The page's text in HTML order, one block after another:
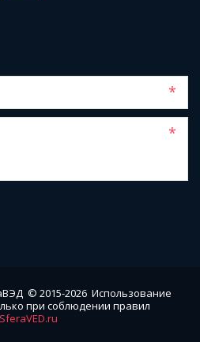
*
*
© 2015-2026  Использование
при соблюдении правил
SferaVED.ru